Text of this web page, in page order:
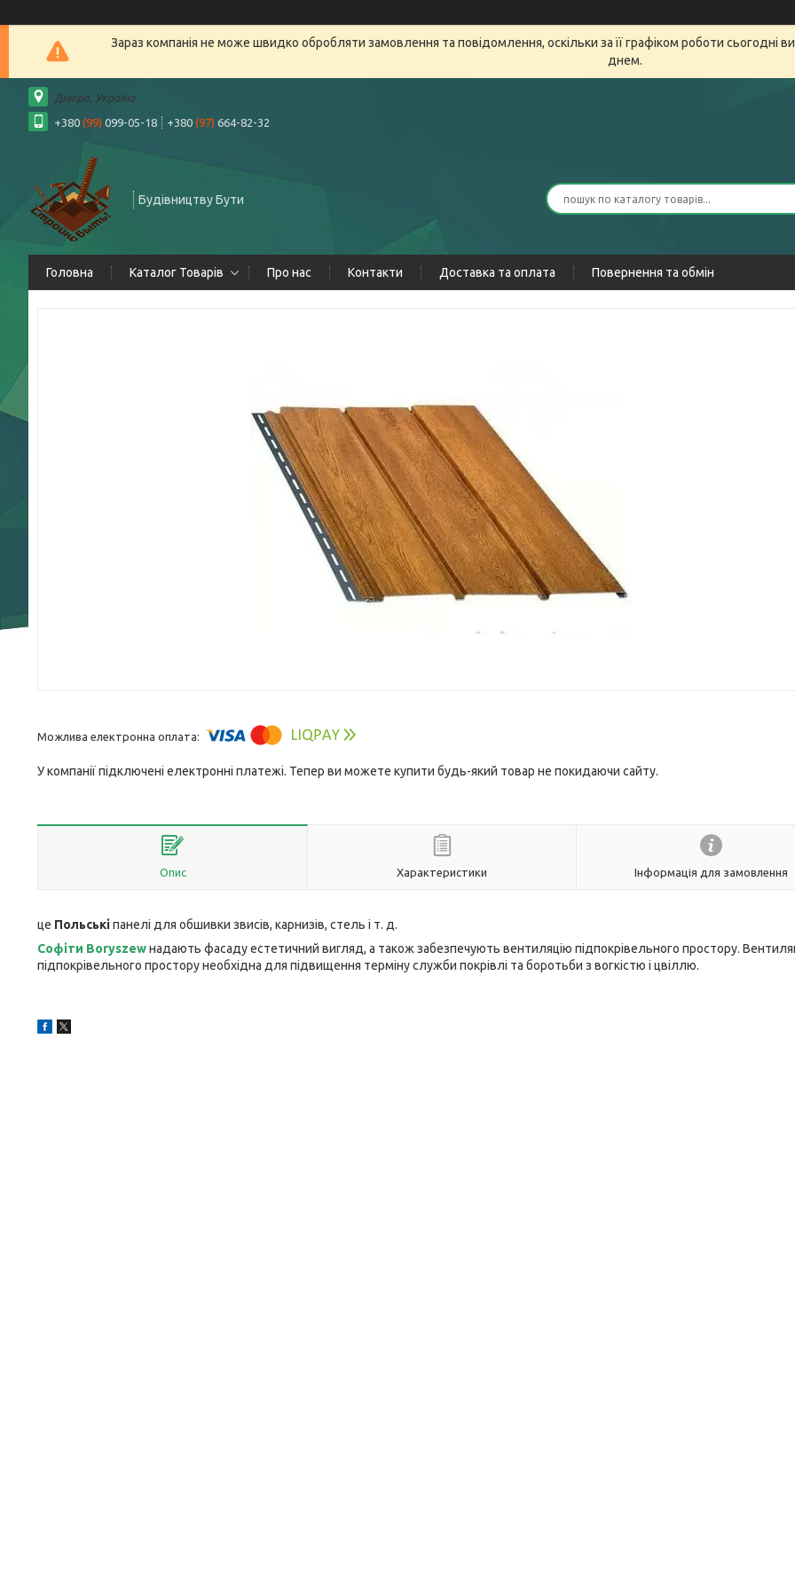
Зараз компанія не може швидко обробляти замовлення та повідомлення, оскільки за її графіком роботи
днем.
Дніпро, Україна
+380 (99) 099-05-18 +380 (97) 664-82-32
Будівництву Бути
Головна Каталог Товарів Про нас Контакти Доставка та оплата Повернення та обмін
У компанії підключені електронні платежі. Тепер ви можете купити будь-який товар не покидаючи сайту.
Опис Характеристики Інформація для замовлення
це Польськіпанелі для обшивки звисів, карнизів, стель і т. д.
Софіти Boryszewнадають фасаду естетичний вигляд, а також забезпечують вентиляцію підпокрівельного простору.
підпокрівельного простору необхідна для підвищення терміну служби покрівлі та боротьби з вогкістю і цвіллю.